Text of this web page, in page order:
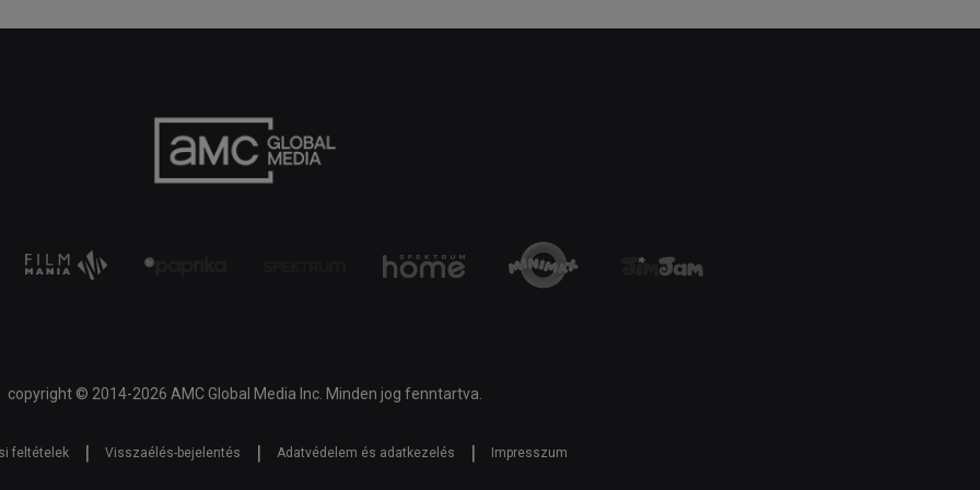
copyright © 2014-2026 AMC Global Media Inc. Minden jog fenntartva.
feltételek | Visszaélés-bejelentés | Adatvédelem és adatkezelés | Impresszum